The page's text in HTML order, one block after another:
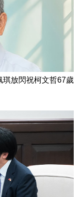
放閃祝柯文哲67歲